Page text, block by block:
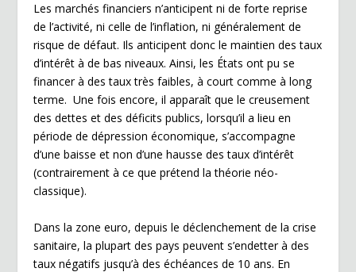
Les marchés financiers n’anticipent ni de forte reprise
de l’activité, ni celle de l’inflation, ni généralement de
risque de défaut. Ils anticipent donc le maintien des taux
d’intérêt à de bas niveaux. Ainsi, les États ont pu se
financer à des taux très faibles, à court comme à long
terme. Une fois encore, il apparaît que le creusement
des dettes et des déficits publics, lorsqu’il a lieu en
période de dépression économique, s’accompagne
d’une baisse et non d’une hausse des taux d’intérêt
(contrairement à ce que prétend la théorie néo-
classique).
Dans la zone euro, depuis le déclenchement de la crise
sanitaire, la plupart des pays peuvent s’endetter à des
taux négatifs jusqu’à des échéances de 10 ans. En